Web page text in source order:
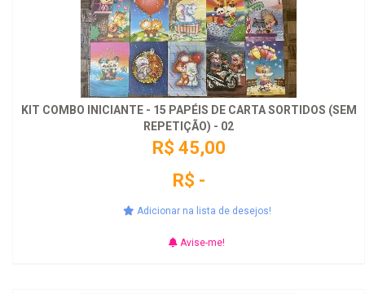
KIT COMBO INICIANTE - 15 PAPÉIS DE CARTA SORTIDOS (SEM
REPETIÇÃO) - 02
R$ 45,00
R$ -
Adicionar na lista de desejos!
Avise-me!